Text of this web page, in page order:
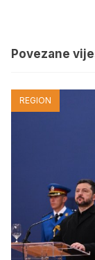
Povezane
REGION